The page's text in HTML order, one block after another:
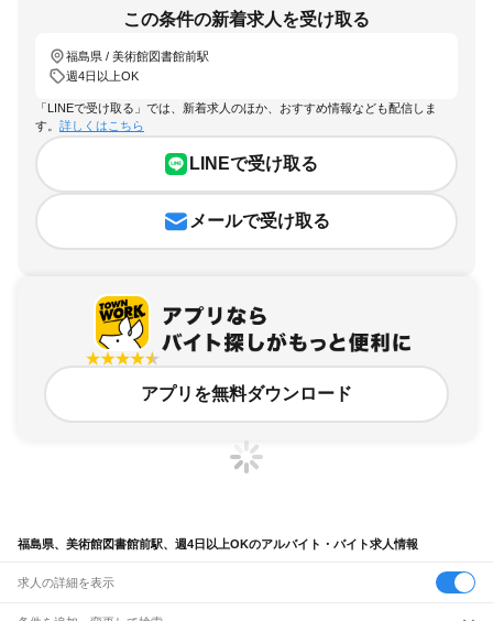
この条件の新着求人を受け取る
福島県 / 美術館図書館前駅
週4日以上OK
「LINEで受け取る」では、新着求人のほか、おすすめ情報なども配信しま
す。 詳しくはこちら
LINEで受け取る
メールで受け取る
アプリを無料ダウンロード
福島県、美術館図書館前駅、週4日以上OKのアルバイト・バイト求人情報
求人の詳細を表示